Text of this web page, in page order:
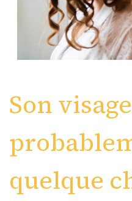
Son
quelque